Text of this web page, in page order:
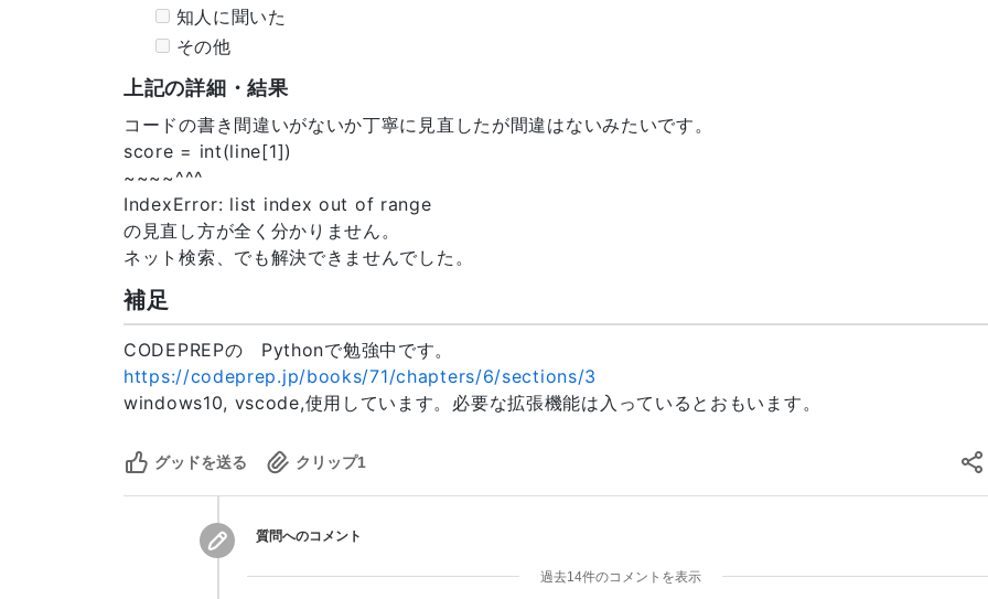
14
15
17
Maria,35
20
21
知人に聞いた
その他
上記の詳細・結果
コードの書き間違いがないか丁寧に見直したが間違はないみたいです。
score = int(line[1])
~~~~^^^
IndexError: list index out of range
の見直し方が全く分かりません。
ネット検索、でも解決できませんでした。
補足
CODEPREPの Pythonで勉強中です。
https://codeprep.jp/books/71/chapters/6/sections/3
windows10, vscode,使用しています。必要な拡張機能は入っているとおもいます。
グッドを送る クリップ1
質問へのコメント
過去14件のコメントを表示